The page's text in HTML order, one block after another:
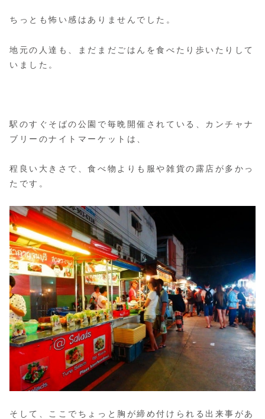
ちっとも怖い感はありませんでした。
地元の人達も、まだまだごはんを食べたり歩いたりして
いました。
駅のすぐそばの公園で毎晩開催されている、カンチャナ
ブリーのナイトマーケットは、
程良い大きさで、食べ物よりも服や雑貨の露店が多かっ
たです。
そして、ここでちょっと胸が締め付けられる出来事があ